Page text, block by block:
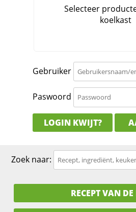
Gebruiker
Paswoord
LOGIN KWIJT?
Zoek naar:
RECEPT VAN